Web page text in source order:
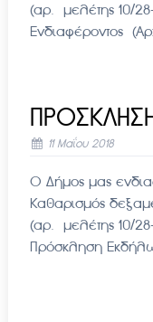
(αρ. μελέτης 10/
Ενδιαφέροντος
11 Μαΐου 2018
Ο Δήμος μας
Καθαρισμός
(αρ. μελέτης 10/
Πρόσκληση